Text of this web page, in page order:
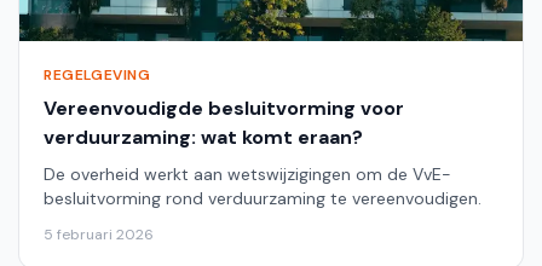
REGELGEVING
Vereenvoudigde besluitvorming voor
verduurzaming: wat komt eraan?
De overheid werkt aan wetswijzigingen om de VvE-
besluitvorming rond verduurzaming te vereenvoudigen.
5 februari 2026